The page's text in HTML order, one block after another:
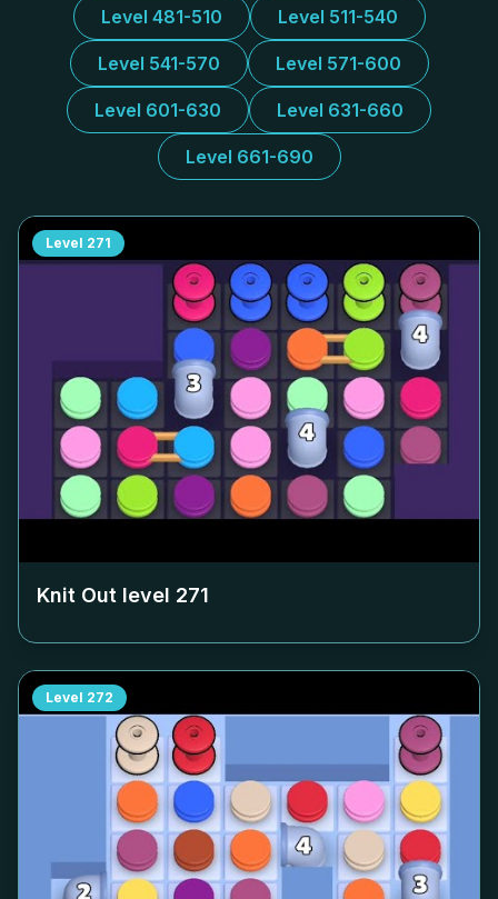
Level 481-510 Level 511-540
Level 541-570 Level 571-600
Level 601-630 Level 631-660
Level 661-690
Level 271
Knit Out level 271
Level 272